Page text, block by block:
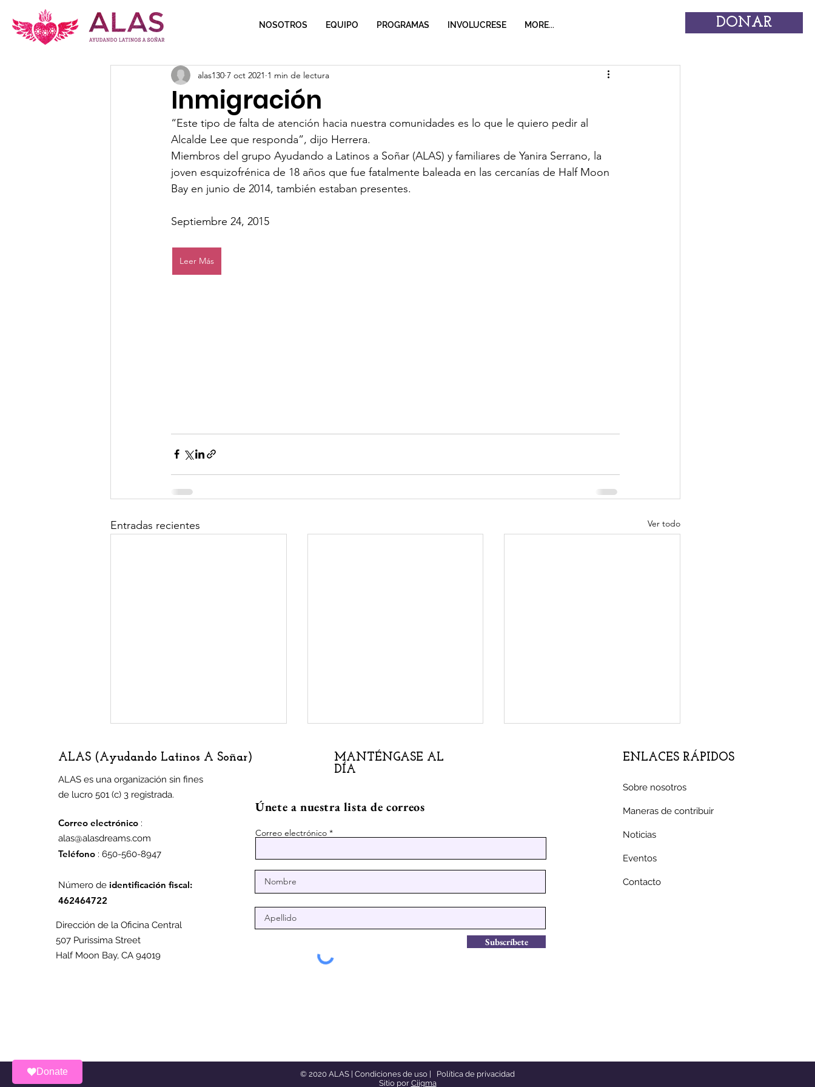
Donate
NOSOTROS EQUIPO PROGRAMAS INVOLUCRESE MORE... DONAR
Inmigración
alas130 7 oct 2021 1 min de lectura
“Este tipo de falta de atención hacia nuestra comunidades es lo que le quiero pedir al
Alcalde Lee que responda”, dijo Herrera.
Miembros del grupo Ayudando a Latinos a Soñar (ALAS) y familiares de Yanira Serrano, la
joven esquizofrénica de 18 años que fue fatalmente baleada en las cercanías de Half Moon
Bay en junio de 2014, también estaban presentes.
Septiembre 24, 2015
Leer Más
Entradas recientes Ver todo
Proyecto de viviendas
asequibles en Kelly
retrasos por burocracia
Bay decidirán si
viviendas asequibles
para agricultores
homenaje a la
comunidad latina de
Half Moon Bay
ALAS (Ayudando Latinos A Soñar)
ALAS es una organización sin fines
de lucro 501 (c) 3 registrada.
Correo electrónico :
alas@alasdreams.com
Teléfono : 650-560-8947
Número de identificación fiscal:
462464722
Dirección de la Oficina Central
507 Purissima Street
Half Moon Bay, CA 94019
MANTÉNGASE AL
DÍA
Únete a nuestra lista de correos
Correo electrónico
Subscríbete
ENLACES RÁPIDOS
Sobre nosotros
Maneras de contribuir
Noticias
Eventos
Contacto
© 2020 ALAS | Condiciones de uso
Política de privacidad
Sitio por Ciigma